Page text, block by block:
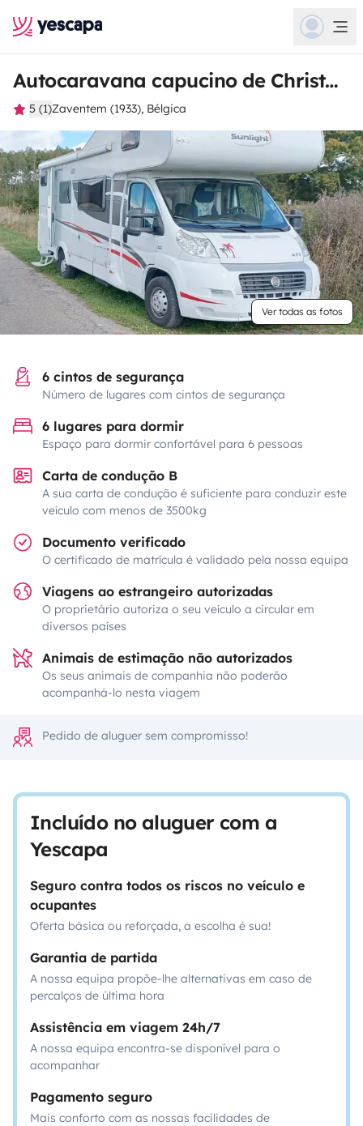
Autocaravana capucino de Christophe
5 (1)Zaventem (1933), Bélgica
Ver todas as fotos
6 cintos de segurança
Número de lugares com cintos de segurança
6 lugares para dormir
Espaço para dormir confortável para 6 pessoas
Carta de condução B
A sua carta de condução é suficiente para conduzir este
veículo com menos de 3500kg
Documento verificado
O certificado de matrícula é validado pela nossa equipa
Viagens ao estrangeiro autorizadas
O proprietário autoriza o seu veículo a circular em
diversos países
Animais de estimação não autorizados
Os seus animais de companhia não poderão
acompanhá-lo nesta viagem
Pedido de aluguer sem compromisso!
Incluído no aluguer com a
Yescapa
Seguro contra todos os riscos no veículo e
ocupantes
Oferta básica ou reforçada, a escolha é sua!
Garantia de partida
A nossa equipa propõe-lhe alternativas em caso de
percalços de última hora
Assistência em viagem 24h/7
A nossa equipa encontra-se disponível para o
acompanhar
Pagamento seguro
Mais conforto com as nossas facilidades de